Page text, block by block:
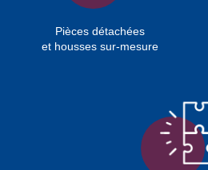
Pièces détachées
et housses sur-mesure